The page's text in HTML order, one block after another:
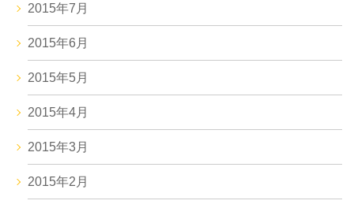
2015年7月
2015年6月
2015年5月
2015年4月
2015年3月
2015年2月